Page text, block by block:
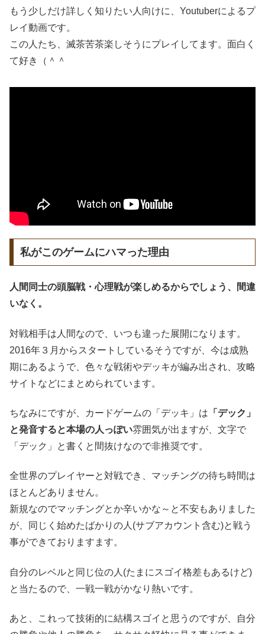
もう少しだけ詳しく知りたい人向けに、Youtuberによるプ
レイ動画です。
この人たち、滅茶苦茶楽しそうにプレイしてます。面白く
て好き（＾＾
私がこのゲームにハマった理由
人間同士の頭脳戦・心理戦が楽しめるからでしょう、間違
いなく。
対戦相手は人間なので、いつも違った展開になります。
2016年３月からスタートしているそうですが、今は成熟
期にあるようで、色々な戦術やデッキが編み出され、攻略
サイトなどにまとめられています。
ちなみにですが、カードゲームの「デッキ」は 「デック」
と発音すると本場の人っぽい雰囲気が出ますが、文字で
「デック」と書くと間抜けなので非推奨です。
全世界のプレイヤーと対戦でき、マッチングの待ち時間は
ほとんどありません。
新規なのでマッチングとか辛いかな～と不安もありました
が、同じく始めたばかりの人(サブアカウント含む)と戦う
事ができておりますます。
自分のレベルと同じ位の人(たまにスゴイ格差もあるけど)
と当たるので、一戦一戦がかなり熱いです。
あと、これって技術的に結構スゴイと思うのですが、自分